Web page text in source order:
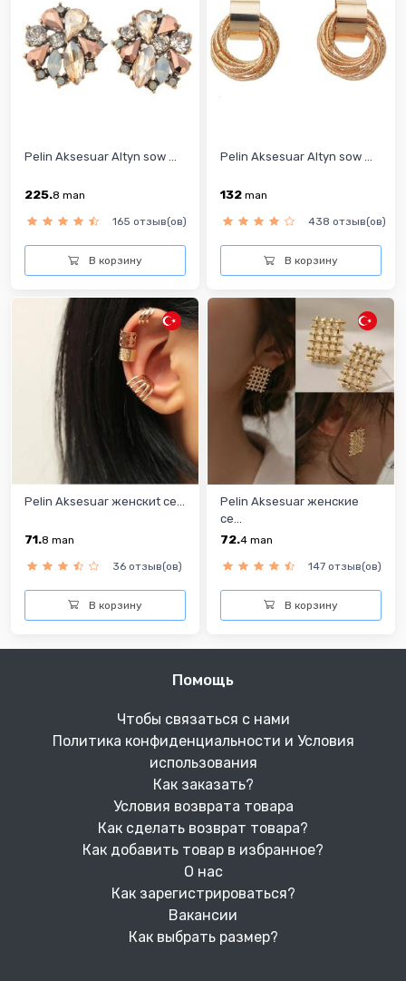
Pelin Aksesuar Altyn sow ...
225.8 man
165 отзыв(ов)
В корзину
Pelin Aksesuar Altyn sow ...
132 man
438 отзыв(ов)
В корзину
Pelin Aksesuar женскиt се...
71.8 man
36 отзыв(ов)
В корзину
Pelin Aksesuar женские
се...
72.4 man
147 отзыв(ов)
В корзину
Помощь
Чтобы связаться с нами
Политика конфиденциальности и Условия
использования
Как заказать?
Условия возврата товара
Как сделать возврат товара?
Как добавить товар в избранное?
О нас
Как зарегистрироваться?
Вакансии
Как выбрать размер?